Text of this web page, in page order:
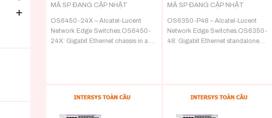
MÃ SP ĐANG CẬP NHẬT
OS6450-24X – Alcatel-Lucent
Network Edge Switches.OS6450-
24X: Gigabit Ethernet chassis in a 1U
MÃ SP ĐANG CẬP NHẬT
OS6350-P48 – Alcatel-Lucent
Network Edge Switches.OS6350-
48: Gigabit Ethernet standalone